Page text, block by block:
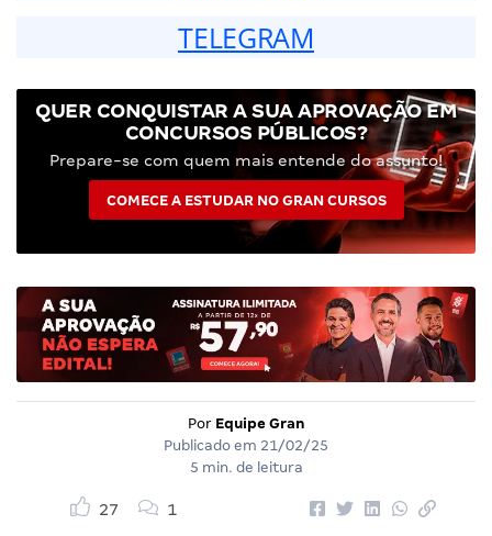
TELEGRAM
QUER CONQUISTAR A SUA APROVAÇÃO EM
CONCURSOS PÚBLICOS?
Prepare-se com quem mais entende do assunto!
COMECE A ESTUDAR NO GRAN CURSOS
Por Equipe Gran
Publicado em 21/02/25
5 min. de leitura
27 1